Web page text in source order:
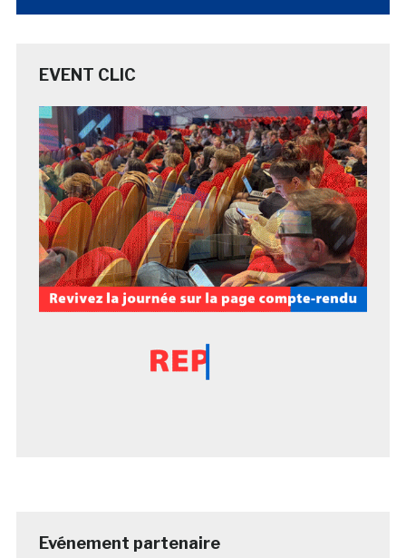
EVENT CLIC
Evénement partenaire